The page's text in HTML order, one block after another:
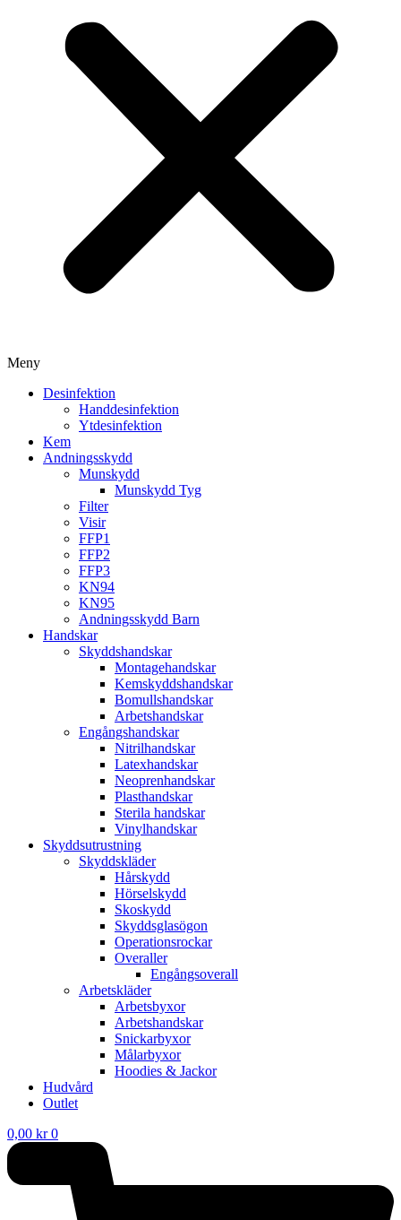
Meny
Desinfektion
Handdesinfektion
Ytdesinfektion
Kem
Andningsskydd
Munskydd
Munskydd Tyg
Filter
Visir
FFP1
FFP2
FFP3
KN94
KN95
Andningsskydd Barn
Handskar
Skyddshandskar
Montagehandskar
Kemskyddshandskar
Bomullshandskar
Arbetshandskar
Engångshandskar
Nitrilhandskar
Latexhandskar
Neoprenhandskar
Plasthandskar
Sterila handskar
Vinylhandskar
Skyddsutrustning
Skyddskläder
Hårskydd
Hörselskydd
Skoskydd
Skyddsglasögon
Operationsrockar
Overaller
Engångsoverall
Arbetskläder
Arbetsbyxor
Arbetshandskar
Snickarbyxor
Målarbyxor
Hoodies & Jackor
Hudvård
Outlet
0,00 kr 0